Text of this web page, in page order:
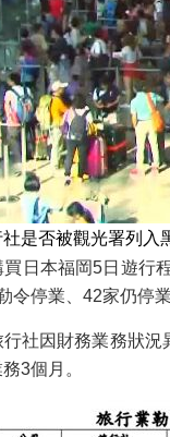
是否被觀光署列入
日本福岡5日遊行
令停業、42家仍停
社因財務業務狀
3個月。